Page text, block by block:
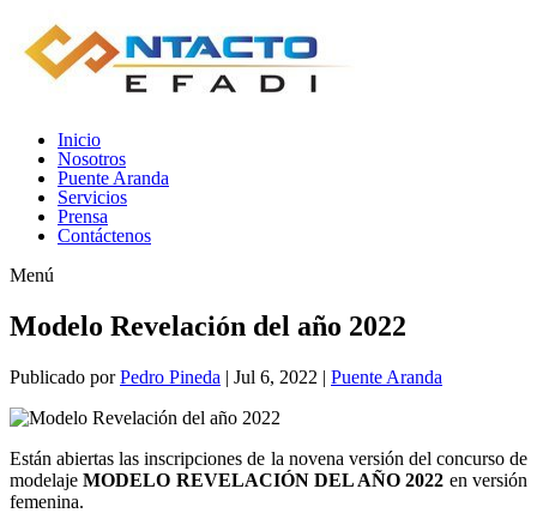
Inicio
Nosotros
Puente Aranda
Servicios
Prensa
Contáctenos
Menú
Modelo Revelación del año 2022
Publicado porPedro Pineda | Jul 6, 2022 | Puente Aranda
Están abiertas las inscripciones de la novena versión del concurso de
modelajeMODELO REVELACIÓN DEL AÑO 2022 en versión
femenina.